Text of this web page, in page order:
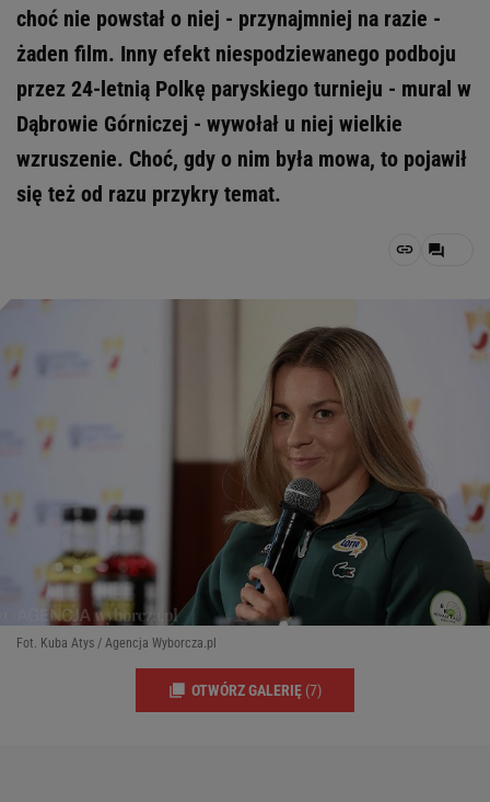
choć nie powstał o niej - przynajmniej na razie -
żaden film. Inny efekt niespodziewanego podboju
przez 24-letnią Polkę paryskiego turnieju - mural w
Dąbrowie Górniczej - wywołał u niej wielkie
wzruszenie. Choć, gdy o nim była mowa, to pojawił
się też od razu przykry temat.
Fot. Kuba Atys / Agencja Wyborcza.pl
OTWÓRZ GALERIĘ (7)